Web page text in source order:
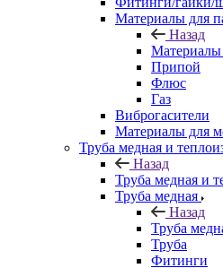
Материалы для
Назад
Материалы
Припой
Флюс
Газ
Виброгасители
Материалы для
Труба медная и
Назад
Труба медная и
Труба медная
Назад
Труба
Труба
Фитинги